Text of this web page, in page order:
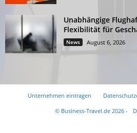
Unabhängige
Flexibilität für
News August 6, 2026
Unternehmen eintragen
© Business-Travel.de 2026 -